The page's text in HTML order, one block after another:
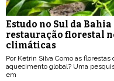
Estudo no Sul da
restauração florestal
climáticas
Por Ketrin Silva Como as
aquecimento global? Uma
em